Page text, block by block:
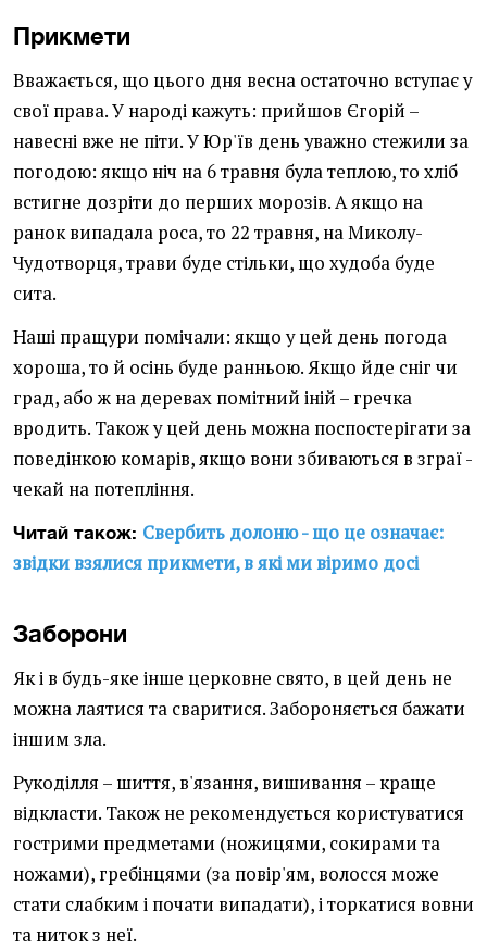
Прикмети
Вважається, що цього дня весна остаточно вступає у
свої права. У народі кажуть: прийшов Єгорій –
навесні вже не піти. У Юр'їв день уважно стежили за
погодою: якщо ніч на 6 травня була теплою, то хліб
встигне дозріти до перших морозів. А якщо на
ранок випадала роса, то 22 травня, на Миколу-
Чудотворця, трави буде стільки, що худоба буде
сита.
Наші пращури помічали: якщо у цей день погода
хороша, то й осінь буде ранньою. Якщо йде сніг чи
град, або ж на деревах помітний іній – гречка
вродить. Також у цей день можна поспостерігати за
поведінкою комарів, якщо вони збиваються в зграї -
чекай на потепління.
Читай також: Свербить долоню - що це означає:
звідки взялися прикмети, в які ми віримо досі
Заборони
Як і в будь-яке інше церковне свято, в цей день не
можна лаятися та сваритися. Забороняється бажати
іншим зла.
Рукоділля – шиття, в'язання, вишивання – краще
відкласти. Також не рекомендується користуватися
гострими предметами (ножицями, сокирами та
ножами), гребінцями (за повір'ям, волосся може
стати слабким і почати випадати), і торкатися вовни
та ниток з неї.